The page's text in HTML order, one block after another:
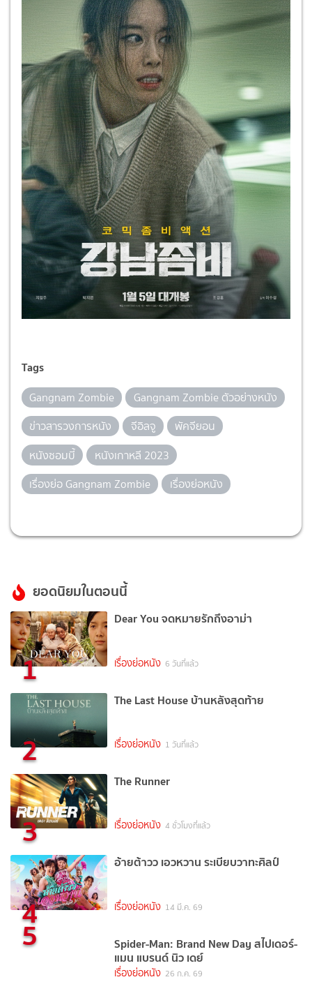
Tags
Gangnam Zombie
Gangnam Zombie ตัวอย่างหนัง
ข่าวสารวงการหนัง
จีอิลจู
พัคจียอน
หนังซอมบี้
หนังเกาหลี 2023
เรื่องย่อ Gangnam Zombie
เรื่องย่อหนัง
ยอดนิยมในตอนนี้
1
Dear You จดหมายรักถึงอาม่า
เรื่องย่อหนัง 6 วันที่แล้ว
2
The Last House บ้านหลังสุดท้าย
เรื่องย่อหนัง 1 วันที่แล้ว
3
The Runner
เรื่องย่อหนัง 4 ชั่วโมงที่แล้ว
4
อ้ายต้าวว เอวหวาน ระเบียบวาทะศิลป์
เรื่องย่อหนัง 14 มี.ค. 69
5 Spider-Man: Brand New Day สไปเดอร์-
แมน แบรนด์ นิว เดย์
เรื่องย่อหนัง 26 ก.ค. 69